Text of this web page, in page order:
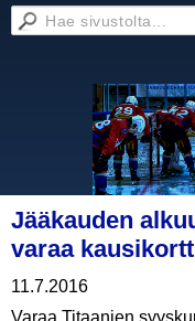
Jääkauden
varaa
11.7.2016
Varaa Titaanien